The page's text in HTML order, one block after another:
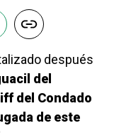
después
del
del Condado
de este